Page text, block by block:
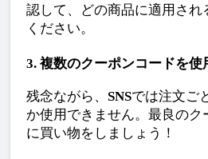
認して、どの商品に適用され
ください。
3. 複数のクーポンコードを使
残念ながら、 SNSでは注文ご
か使用できません。最良の
に買い物をしましょう！